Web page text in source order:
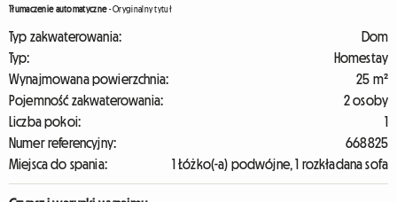
Tłumaczenie automatyczne-Oryginalny tytuł
Typ zakwaterowania:
Dom
Typ:
Homestay
Wynajmowana powierzchnia:
25 m²
Pojemność zakwaterowania:
2 osoby
Liczba pokoi:
1
Numer referencyjny:
668825
Miejsca do spania:
1 Łóżko(-a) podwójne, 1 rozkładana sofa